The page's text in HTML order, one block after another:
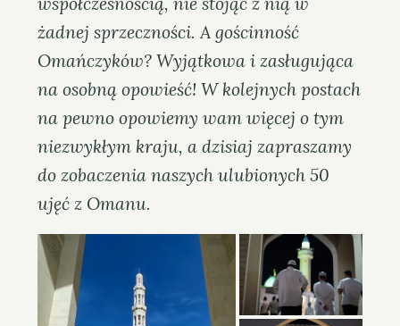
żadnej sprzeczności. A gościnność
Omańczyków? Wyjątkowa i zasługująca
na osobną opowieść! W kolejnych postach
na pewno opowiemy wam więcej o tym
niezwykłym kraju, a dzisiaj zapraszamy
do zobaczenia naszych ulubionych 50
ujęć z Omanu.